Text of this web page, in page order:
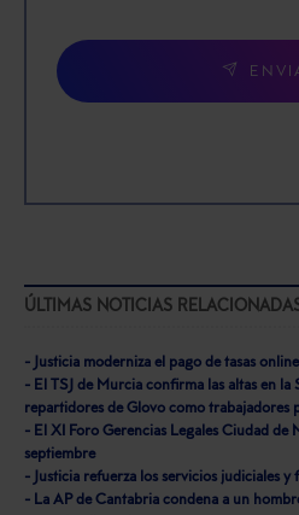
ÚLTIMAS NOTICIAS
- Justicia moderniza el pago de tasas
- El TSJ de Murcia confirma las altas en
repartidores de Glovo como trabajadores
- El XI Foro Gerencias Legales Ciudad
septiembre
- Justicia refuerza los servicios judiciales y
- La AP de Cantabria condena a un